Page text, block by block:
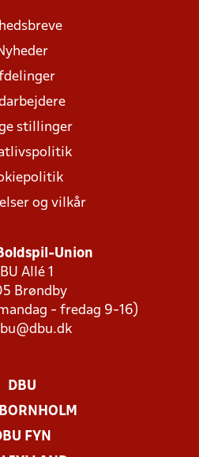
stillinger
og vilkår
Union
Allé 1
Brøndby
- fredag 9-16)
DBU
FYN